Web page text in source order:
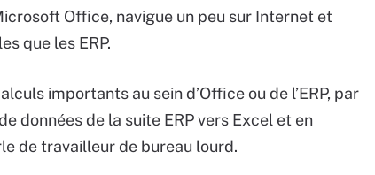
Office, navigue un peu sur Internet et
que les ERP.
importants au sein d’Office ou de l’ERP, par
données de la suite ERP vers Excel et en
de travailleur de bureau lourd.